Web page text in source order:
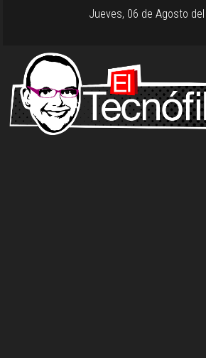
Jueves, 06 de Agosto